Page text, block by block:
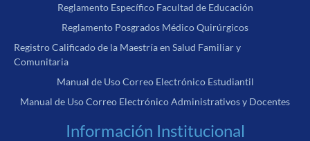
Reglamento Específico Facultad de Educación
Reglamento Posgrados Médico Quirúrgicos
Registro Calificado de la Maestría en Salud Familiar y
Comunitaria
Manual de Uso Correo Electrónico Estudiantil
Manual de Uso Correo Electrónico Administrativos y Docentes
Información Institucional